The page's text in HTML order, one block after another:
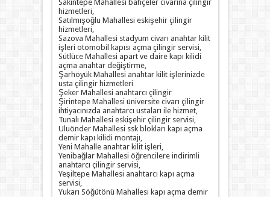
Sakintepe Mahallesi bahçeler civarına çilingir
hizmetleri,
Satılmışoğlu Mahallesi eskişehir çilingir
hizmetleri,
Sazova Mahallesi stadyum civarı anahtar kilit
işleri otomobil kapısı açma çilingir servisi,
Sütlüce Mahallesi apart ve daire kapı kilidi
açma anahtar değiştirme,
Şarhöyük Mahallesi anahtar kilit işlerinizde
usta çilingir hizmetleri
Şeker Mahallesi anahtarcı çilingir
Şirintepe Mahallesi üniversite civarı çilingir
ihtiyacınızda anahtarcı ustaları ile hizmet,
Tunalı Mahallesi eskişehir çilingir servisi,
Uluönder Mahallesi ssk blokları kapı açma
demir kapı kilidi montajı,
Yeni Mahalle anahtar kilit işleri,
Yenibağlar Mahallesi öğrencilere indirimli
anahtarcı çilingir servisi,
Yeşiltepe Mahallesi anahtarcı kapı açma
servisi,
Yukarı Söğütönü Mahallesi kapı açma demir